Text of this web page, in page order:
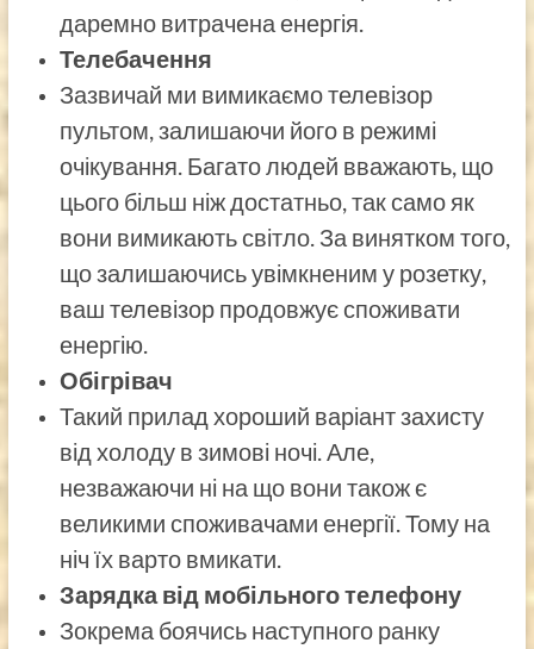
даремно витрачена енергія.
Телебачення
Зазвичай ми вимикаємо телевізор
пультом, залишаючи його в режимі
очікування. Багато людей вважають, що
цього більш ніж достатньо, так само як
вони вимикають світло. За винятком того,
що залишаючись увімкненим у розетку,
ваш телевізор продовжує споживати
енергію.
Обігрівач
Такий прилад хороший варіант захисту
від холоду в зимові ночі. Але,
незважаючи ні на що вони також є
великими споживачами енергії. Тому на
ніч їх варто вмикати.
Зарядка від мобільного телефону
Зокрема боячись наступного ранку